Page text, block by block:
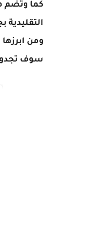
كما وتضم
التقليدية
ومن ابرزها
سوف